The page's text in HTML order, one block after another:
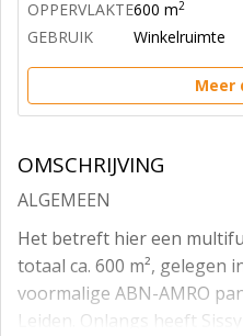
OPPERVLAKTE600 m2
GEBRUIK Winkelruimte
Meer
OMSCHRIJVING
ALGEMEEN
Het betreft hier een
totaal ca. 600 m², gelegen
voormalige ABN-AMRO
Leiden. Onlangs heeft